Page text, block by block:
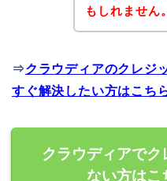
もしれません。
⇒クラウディアのクレジ
すぐ解決したい方はこち
クラウディアでク
ない方はこ